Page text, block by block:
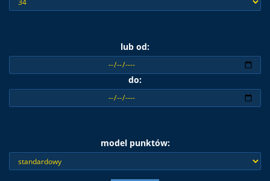
lub od:
do:
model punktów: